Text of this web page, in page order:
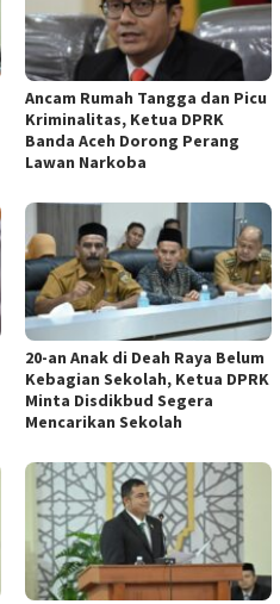
Ancam Rumah Tangga dan Picu
Kriminalitas, Ketua DPRK
Banda Aceh Dorong Perang
Lawan Narkoba
20-an Anak di Deah Raya Belum
Kebagian Sekolah, Ketua DPRK
Minta Disdikbud Segera
Mencarikan Sekolah